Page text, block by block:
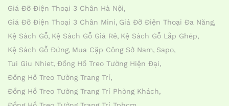
Giá Đỡ Điện Thoại 3 Chân Hà Nội
Giá Đỡ Điện Thoại 3 Chân Mini Giá Đỡ Điện Thoại Đa Năng
Kệ Sách Gỗ Kệ Sách Gỗ Giá Rẻ Kệ Sách Gỗ Lắp Ghép
Kệ Sách Gỗ Đứng Mua Cặp Công Sở Nam Sapo
Tui Giu Nhiet Đồng Hồ Treo Tường Hiện Đại
Đồng Hồ Treo Tường Trang Trí
Đồng Hồ Treo Tường Trang Trí Phòng Khách